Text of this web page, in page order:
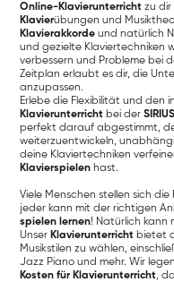
Online-Klavierunterricht zu dir
Klavierübungen und
Klavierakkorde und natürlich
und gezielte Klaviertechniken
verbessern und Probleme bei
Zeitplan erlaubt es dir, die
anzupassen.
Erlebe die Flexibilität und den
Klavierunterricht bei der
perfekt darauf abgestimmt,
weiterzuentwickeln,
deine Klaviertechniken
Klavierspielen hast.
Viele Menschen stellen sich
jeder kann mit der richtigen
spielen lernen! Natürlich kann
Unser Klavierunterricht bietet
Musikstilen zu wählen,
Jazz Piano und mehr. Wir
Kosten für Klavierunterricht,